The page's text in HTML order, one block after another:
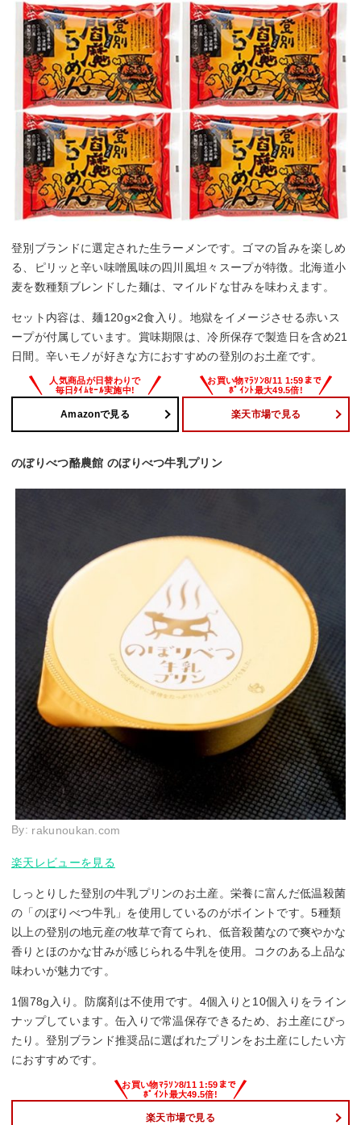
登別ブランドに選定された生ラーメンです。ゴマの旨みを楽しめ
る、ピリッと辛い味噌風味の四川風坦々スープが特徴。北海道小
麦を数種類ブレンドした麺は、マイルドな甘みを味わえます。
セット内容は、麺120g×2食入り。地獄をイメージさせる赤いス
ープが付属しています。賞味期限は、冷所保存で製造日を含め21
日間。辛いモノが好きな方におすすめの登別のお土産です。
Amazonで見る 楽天市場で見る
のぼりべつ酪農館 のぼりべつ牛乳プリン
By: rakunoukan.com
楽天レビューを見る
しっとりした登別の牛乳プリンのお土産。栄養に富んだ低温殺菌
の「のぼりべつ牛乳」を使用しているのがポイントです。5種類
以上の登別の地元産の牧草で育てられ、低音殺菌なので爽やかな
香りとほのかな甘みが感じられる牛乳を使用。コクのある上品な
味わいが魅力です。
1個78g入り。防腐剤は不使用です。4個入りと10個入りをライン
ナップしています。缶入りで常温保存できるため、お土産にぴっ
たり。登別ブランド推奨品に選ばれたプリンをお土産にしたい方
におすすめです。
楽天市場で見る